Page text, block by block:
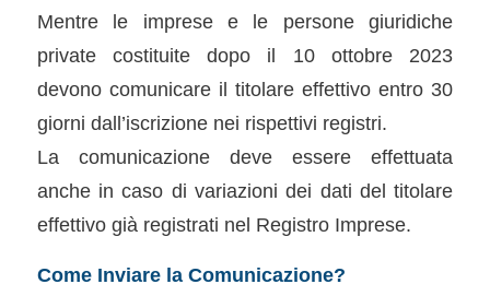
Mentre le imprese e le persone giuridiche
private costituite dopo il 10 ottobre 2023
devono comunicare il titolare effettivo entro 30
giorni dall’iscrizione nei rispettivi registri.
La comunicazione deve essere effettuata
anche in caso di variazioni dei dati del titolare
effettivo già registrati nel Registro Imprese.
Come Inviare la Comunicazione?